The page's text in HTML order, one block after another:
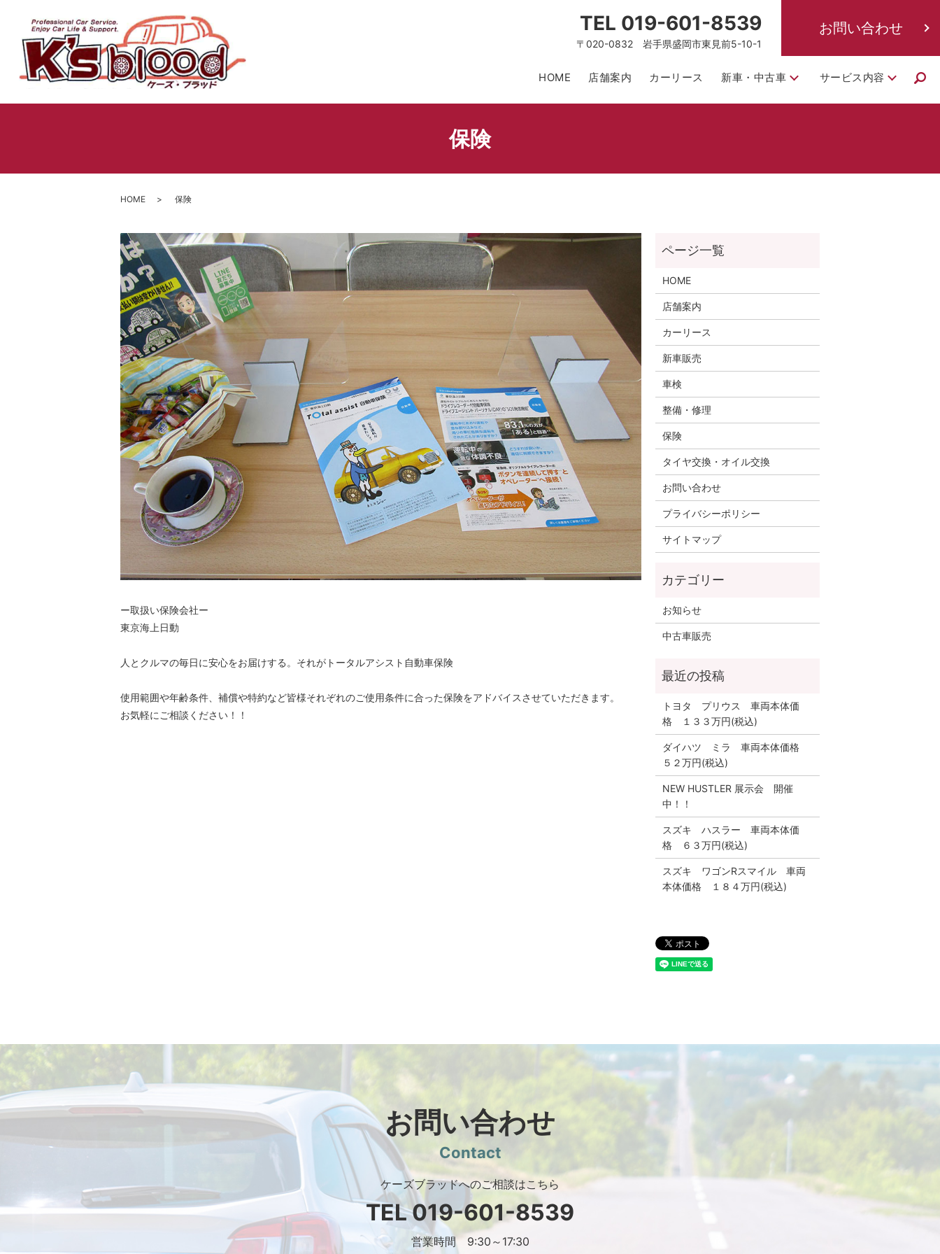
HOME 店舗案内 カーリース 新車・中古車 サービス内容
TEL 019-601-8539
〒020-0832 岩手県盛岡市東見前5-10-1
お問い合わせ
保険
HOME 保険
ー取扱い保険会社ー
東京海上日動
人とクルマの毎日に安心をお届けする。それがトータルアシスト自動車保険
使用範囲や年齢条件、補償や特約など皆様それぞれのご使用条件に合った保険をアドバイスさせていただきます。
お気軽にご相談ください！！
HOME
店舗案内
カーリース
新車販売
車検
整備・修理
保険
タイヤ交換・オイル交換
お問い合わせ
プライバシーポリシー
サイトマップ
お知らせ
中古車販売
トヨタ プリウス 車両本体価
格 １３３万円(税込)
ダイハツ ミラ 車両本体価格
５２万円(税込)
NEW HUSTLER 展示会 開催
中！！
スズキ ハスラー 車両本体価
格 ６３万円(税込)
スズキ ワゴンRスマイル 車両
本体価格 １８４万円(税込)
お問い合わせ
Contact
ケーズブラッドへのご相談はこちら
TEL019-601-8539
営業時間 9:30～17:30